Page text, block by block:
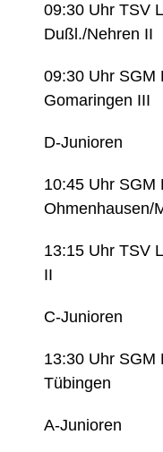
09:30 Uhr TSV
Dußl./Nehren II
09:30 Uhr SGM
Gomaringen III
D-Junioren
10:45 Uhr SGM
Ohmenhausen/
13:15 Uhr TSV
II
C-Junioren
13:30 Uhr SGM
Tübingen
A-Junioren